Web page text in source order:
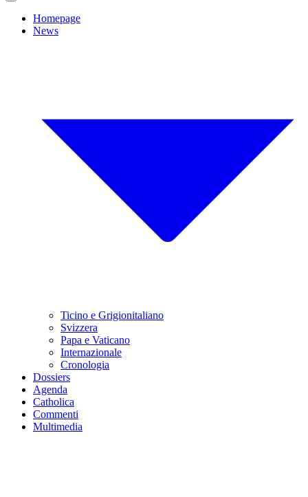
Homepage
News
Ticino e Grigionitaliano
Svizzera
Papa e Vaticano
Internazionale
Cronologia
Dossiers
Agenda
Catholica
Commenti
Multimedia